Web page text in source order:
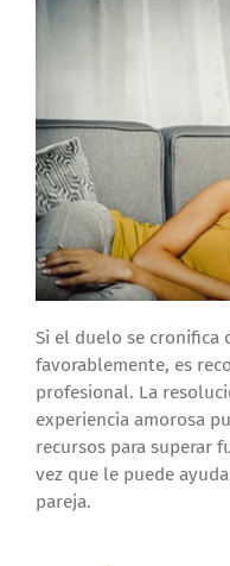
Si el duelo se cronifica
favorablemente, es
profesional. La
experiencia amorosa
recursos para superar
vez que le puede
pareja.